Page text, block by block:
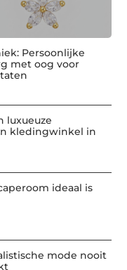
Persoonlijke
met oog voor
luxueuze
kledingwinkel in
ideaal is
mode nooit